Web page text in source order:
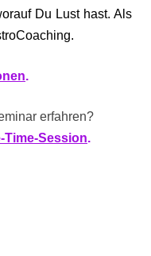
Du Lust hast. Als
.
erfahren?
Time-Session.